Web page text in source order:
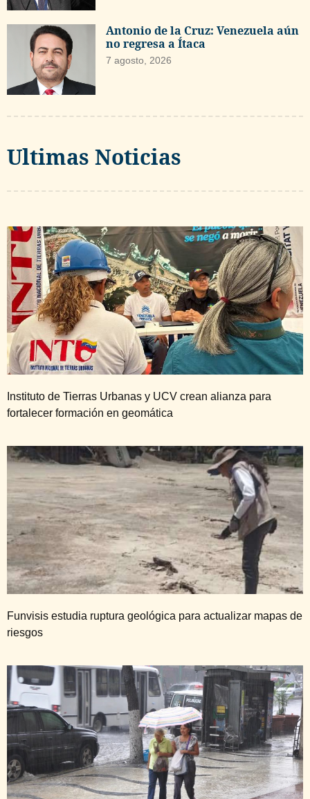
Antonio de la Cruz: Venezuela aún
no regresa a Ítaca
7 agosto, 2026
Ultimas Noticias
Instituto de Tierras Urbanas y UCV crean alianza para
fortalecer formación en geomática
Funvisis estudia ruptura geológica para actualizar mapas de
riesgos